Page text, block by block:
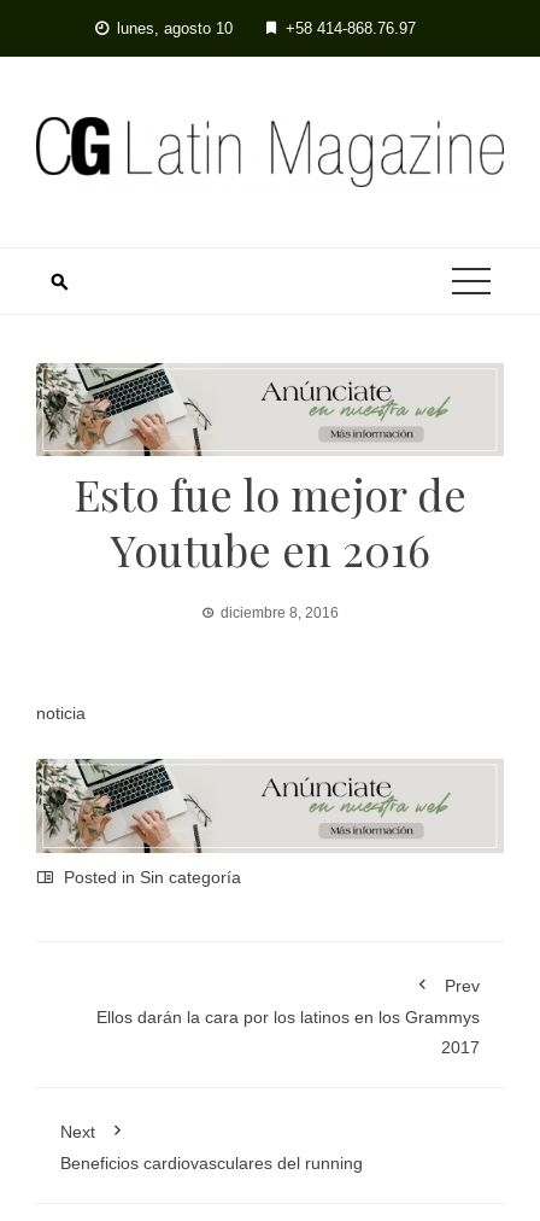
lunes, agosto 10 +58 414-868.76.97
Esto fue lo mejor de
Youtube en 2016
diciembre 8, 2016
noticia
Posted in Sin categoría
Prev
Ellos darán la cara por los latinos en los Grammys
2017
Next
Beneficios cardiovasculares del running